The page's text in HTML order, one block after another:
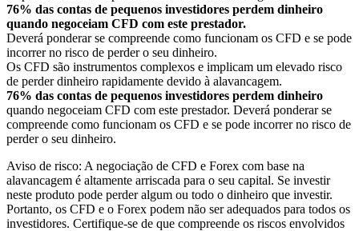
76% das contas de pequenos investidores perdem dinheiro
quando negoceiam CFD com este prestador.
Deverá ponderar se compreende como funcionam os CFD e se pode
incorrer no risco de perder o seu dinheiro.
Os CFD são instrumentos complexos e implicam um elevado risco
de perder dinheiro rapidamente devido à alavancagem.
76% das contas de pequenos investidores perdem dinheiro
quando negoceiam CFD com este prestador. Deverá ponderar se
compreende como funcionam os CFD e se pode incorrer no risco de
perder o seu dinheiro.
Aviso de risco: A negociação de CFD e Forex com base na
alavancagem é altamente arriscada para o seu capital. Se investir
neste produto pode perder algum ou todo o dinheiro que investir.
Portanto, os CFD e o Forex podem não ser adequados para todos os
investidores. Certifique-se de que compreende os riscos envolvidos